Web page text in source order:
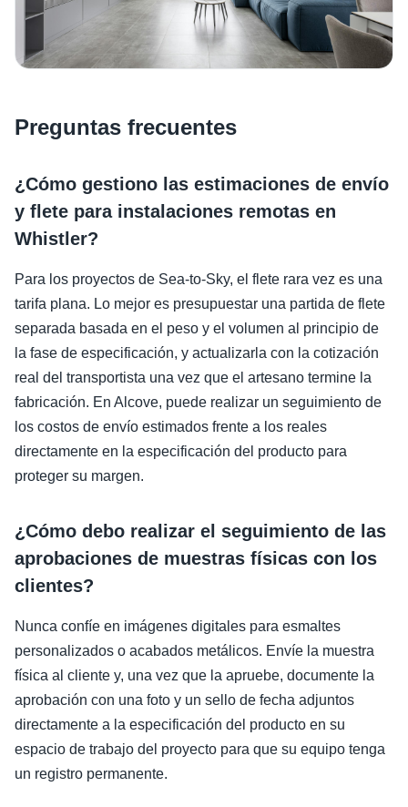
Preguntas frecuentes
¿Cómo gestiono las estimaciones de envío
y flete para instalaciones remotas en
Whistler?
Para los proyectos de Sea-to-Sky, el flete rara vez es una
tarifa plana. Lo mejor es presupuestar una partida de flete
separada basada en el peso y el volumen al principio de
la fase de especificación, y actualizarla con la cotización
real del transportista una vez que el artesano termine la
fabricación. En Alcove, puede realizar un seguimiento de
los costos de envío estimados frente a los reales
directamente en la especificación del producto para
proteger su margen.
¿Cómo debo realizar el seguimiento de las
aprobaciones de muestras físicas con los
clientes?
Nunca confíe en imágenes digitales para esmaltes
personalizados o acabados metálicos. Envíe la muestra
física al cliente y, una vez que la apruebe, documente la
aprobación con una foto y un sello de fecha adjuntos
directamente a la especificación del producto en su
espacio de trabajo del proyecto para que su equipo tenga
un registro permanente.